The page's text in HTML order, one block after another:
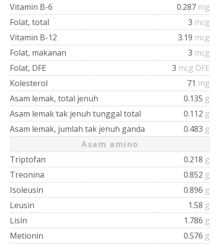
Vitamin B-6
0.287 mg
Folat, total
3 mcg
Vitamin B-12
3.19 mcg
Folat, makanan
3 mcg
Folat, DFE
3 mcg DFE
Kolesterol
71 mg
Asam lemak, total jenuh
0.135 g
Asam lemak tak jenuh tunggal total
0.112 g
Asam lemak, jumlah tak jenuh ganda
0.483 g
Asam amino
Triptofan
0.218 g
Treonina
0.852 g
Isoleusin
0.896 g
Leusin
1.58 g
Lisin
1.786 g
Metionin
0.576 g